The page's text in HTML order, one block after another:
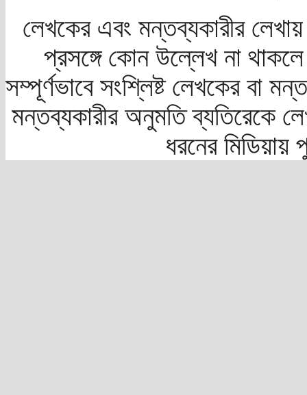
লেখকের এবং মন্তব্যকারীর
প্রসঙ্গে কোন উল্লেখ না
সম্পূর্ণভাবে সংশ্লিষ্ট লেখকের বা
মন্তব্যকারীর অনুমতি ব্যতিরেকে
ধরনের মিডিয়ায়